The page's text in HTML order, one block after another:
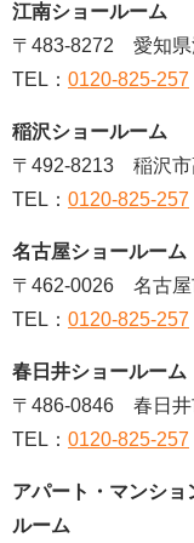
江南ショールーム
〒483-8272 愛知県
TEL： 0120-825-257
稲沢ショールーム
〒492-8213 稲沢市
TEL： 0120-825-257
名古屋ショールーム
〒462-0026 名古屋
TEL： 0120-825-257
春日井ショールーム
〒486-0846 春日井
TEL： 0120-825-257
アパート・マンシ
ルーム